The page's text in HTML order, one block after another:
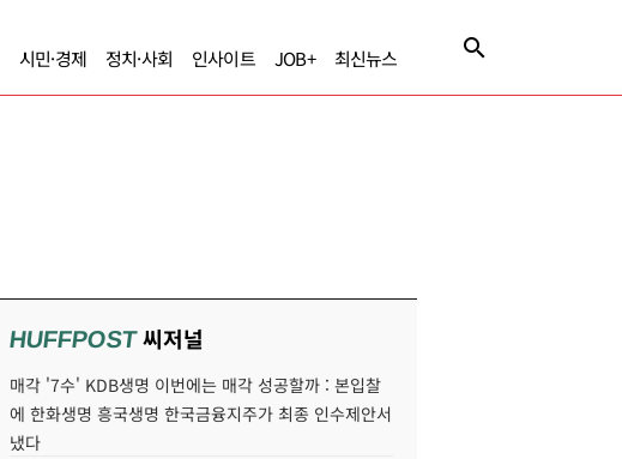
시민·경제 정치·사회 인사이트 JOB+ 최신뉴스
HUFFPOST씨저널
매각 '7수' KDB생명 이번에는 매각 성공할까 : 본입찰
에 한화생명 흥국생명 한국금융지주가 최종 인수제안서
냈다